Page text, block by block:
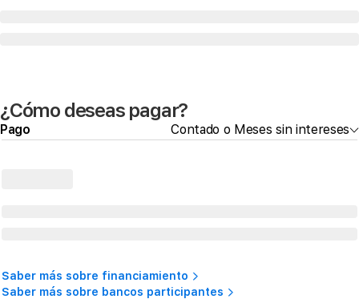
¿Cómo deseas pagar?
Pago Contado o Meses sin intereses
Saber más sobre financiamiento
Saber más sobre bancos participantes